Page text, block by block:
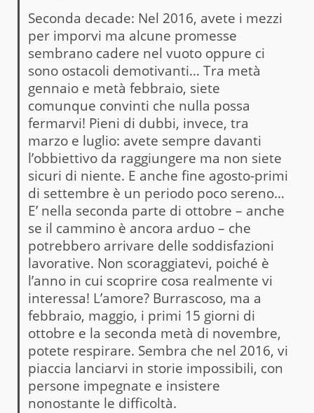
Seconda decade: Nel 2016, avete i mezzi
per imporvi ma alcune promesse
sembrano cadere nel vuoto oppure ci
sono ostacoli demotivanti… Tra metà
gennaio e metà febbraio, siete
comunque convinti che nulla possa
fermarvi! Pieni di dubbi, invece, tra
marzo e luglio: avete sempre davanti
l’obbiettivo da raggiungere ma non siete
sicuri di niente. E anche fine agosto-primi
di settembre è un periodo poco sereno…
E’ nella seconda parte di ottobre – anche
se il cammino è ancora arduo – che
potrebbero arrivare delle soddisfazioni
lavorative. Non scoraggiatevi, poiché è
l’anno in cui scoprire cosa realmente vi
interessa! L’amore? Burrascoso, ma a
febbraio, maggio, i primi 15 giorni di
ottobre e la seconda metà di novembre,
potete respirare. Sembra che nel 2016, vi
piaccia lanciarvi in storie impossibili, con
persone impegnate e insistere
nonostante le difficoltà.